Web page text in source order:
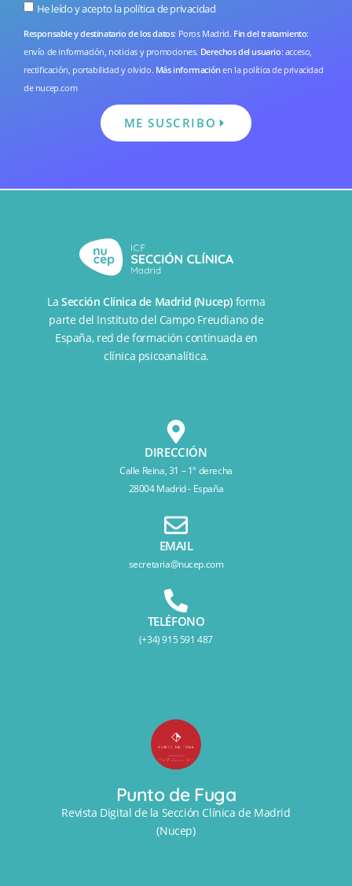
He leído y acepto lapolítica de privacidad
Responsable y destinatario de los datos: Poros Madrid. Fin del tratamiento:
envío de información, noticias y promociones. Derechos del usuario: acceso,
rectificación, portabilidad y olvido. Más información en la política de privacidad
de nucep.com
ME SUSCRIBO
LaSección Clínica de Madrid (Nucep) forma
parte del Instituto del Campo Freudiano de
España, red de formación continuada en
clínica psicoanalítica.
DIRECCIÓN
Calle Reina, 31 – 1º derecha
28004 Madrid - España
EMAIL
secretaria@nucep.com
TELÉFONO
(+34) 915 591 487
Punto de Fuga
Revista Digital de la Sección Clínica de Madrid
(Nucep)